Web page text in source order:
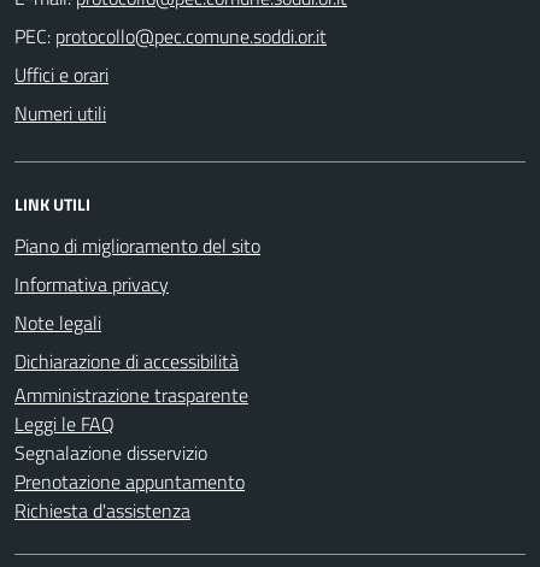
PEC:
Uffici e orari
Numeri utili
LINK UTILI
Piano di miglioramento del sito
Informativa privacy
Note legali
Dichiarazione di accessibilità
Amministrazione trasparente
Leggi le FAQ
Segnalazione disservizio
Prenotazione appuntamento
Richiesta d'assistenza